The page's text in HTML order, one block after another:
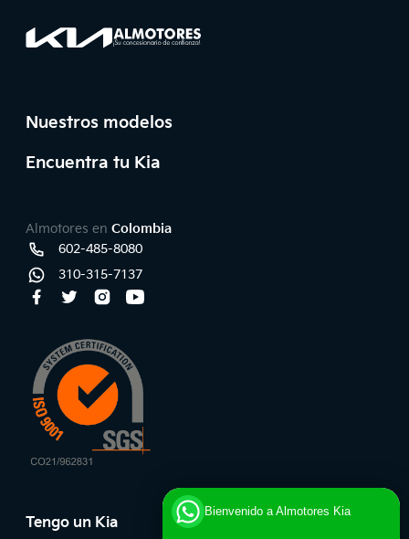
Página principal de Almotores
Página principal de Almotores
Pie de página
Nuestros modelos
Encuentra tu Kia
Teléfonos y redes sociales
Almotores en Colombia
Línea
602-485-8080
Whatsapp
310-315-7137
FacebookTwitterInstagram
Youtube
Tengo un Kia
Bienvenido a Almotores Kia